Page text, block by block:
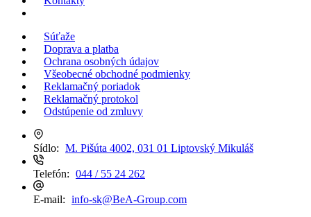
Súťaže
Doprava a platba
Ochrana osobných údajov
Všeobecné obchodné podmienky
Reklamačný poriadok
Reklamačný protokol
Odstúpenie od zmluvy
Sídlo: M. Pišúta 4002, 031 01 Liptovský Mikuláš
Telefón: 044 / 55 24 262
E-mail: info-sk@BeA-Group.com